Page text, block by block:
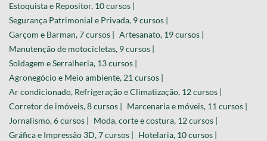
Estoquista e Repositor, 10 cursos |
Segurança Patrimonial e Privada, 9 cursos |
Garçom e Barman, 7 cursos | Artesanato, 19 cursos |
Manutenção de motocicletas, 9 cursos |
Soldagem e Serralheria, 13 cursos |
Agronegócio e Meio ambiente, 21 cursos |
Ar condicionado, Refrigeração e Climatização, 12 cursos |
Corretor de imóveis, 8 cursos | Marcenaria e móveis, 11 cursos |
Jornalismo, 6 cursos | Moda, corte e costura, 12 cursos |
Gráfica e Impressão 3D, 7 cursos | Hotelaria, 10 cursos |